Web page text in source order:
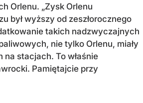
Orlenu. „Zysk Orlenu
był wyższy od zeszłorocznego
takich nadzwyczajnych
nie tylko Orlenu, miały
na stacjach. To właśnie
Pamiętajcie przy